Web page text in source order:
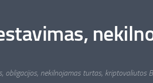
obligacijos, nekilnojamas turtas, kriptovaliutos